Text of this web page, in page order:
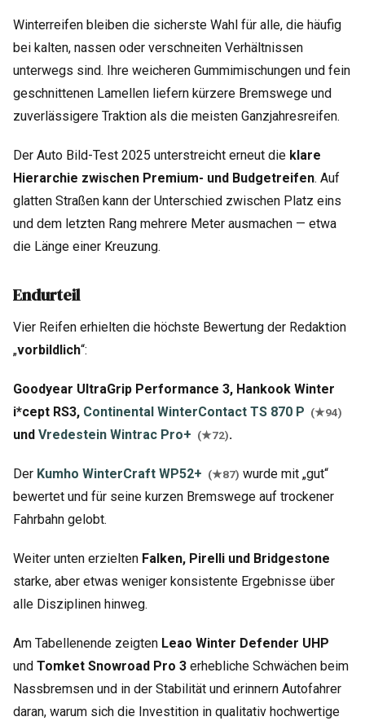
Winterreifen bleiben die sicherste Wahl für alle, die häufig
bei kalten, nassen oder verschneiten Verhältnissen
unterwegs sind. Ihre weicheren Gummimischungen und fein
geschnittenen Lamellen liefern kürzere Bremswege und
zuverlässigere Traktion als die meisten Ganzjahresreifen.
Der Auto Bild-Test 2025 unterstreicht erneut die klare
Hierarchie zwischen Premium- und Budgetreifen. Auf
glatten Straßen kann der Unterschied zwischen Platz eins
und dem letzten Rang mehrere Meter ausmachen — etwa
die Länge einer Kreuzung.
Endurteil
Vier Reifen erhielten die höchste Bewertung der Redaktion
„vorbildlich“:
Goodyear UltraGrip Performance 3, Hankook Winter
i*cept RS3, Continental WinterContact TS 870 P (★94)
und Vredestein Wintrac Pro+ (★72).
Der Kumho WinterCraft WP52+ (★87) wurde mit „gut“
bewertet und für seine kurzen Bremswege auf trockener
Fahrbahn gelobt.
Weiter unten erzielten Falken, Pirelli und Bridgestone
starke, aber etwas weniger konsistente Ergebnisse über
alle Disziplinen hinweg.
Am Tabellenende zeigten Leao Winter Defender UHP
und Tomket Snowroad Pro 3 erhebliche Schwächen beim
Nassbremsen und in der Stabilität und erinnern Autofahrer
daran, warum sich die Investition in qualitativ hochwertige